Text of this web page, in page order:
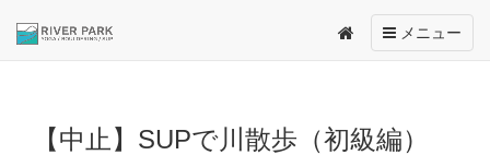
Toggle
navigation
メニュー
【中止】SUPで川散歩（初級編）